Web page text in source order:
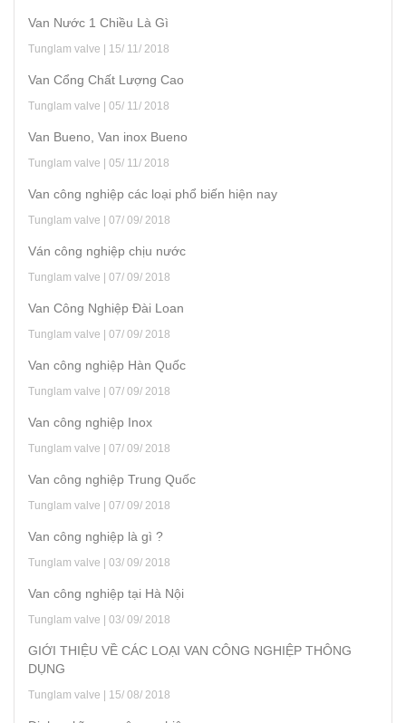
Van Nước 1 Chiều Là Gì
Tunglam valve | 15/ 11/ 2018
Van Cổng Chất Lượng Cao
Tunglam valve | 05/ 11/ 2018
Van Bueno, Van inox Bueno
Tunglam valve | 05/ 11/ 2018
Van công nghiệp các loại phổ biến hiện nay
Tunglam valve | 07/ 09/ 2018
Ván công nghiệp chịu nước
Tunglam valve | 07/ 09/ 2018
Van Công Nghiệp Đài Loan
Tunglam valve | 07/ 09/ 2018
Van công nghiệp Hàn Quốc
Tunglam valve | 07/ 09/ 2018
Van công nghiệp Inox
Tunglam valve | 07/ 09/ 2018
Van công nghiệp Trung Quốc
Tunglam valve | 07/ 09/ 2018
Van công nghiệp là gì ?
Tunglam valve | 03/ 09/ 2018
Van công nghiệp tại Hà Nội
Tunglam valve | 03/ 09/ 2018
GIỚI THIỆU VỀ CÁC LOẠI VAN CÔNG NGHIỆP THÔNG
DỤNG
Tunglam valve | 15/ 08/ 2018